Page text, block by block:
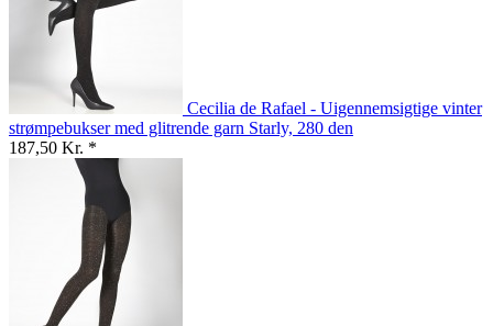
Cecilia de Rafael - Uigennemsigtige vinter
strømpebukser med glitrende garn Starly, 280 den
187,50 Kr. *